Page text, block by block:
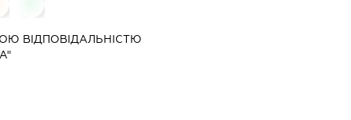
ВІДПОВІДАЛЬНІСТЮ